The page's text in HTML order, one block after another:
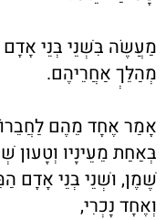
מַעֲשֶׂה בִּשְׁנֵי בְּנֵי
מְהַלֵּךְ אַחֲרֵיהֶם.
אָמַר אֶחָד מֵהֶם
בְּאַחַת מֵעֵינָיו וְטָעוּן
שֶׁמֶן, וּשְׁנֵי בְּנֵי אָדָם
וְאֶחָד נָכְרִי,